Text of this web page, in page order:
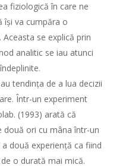
fiziologică în care ne
își va cumpăra o
se explică prin
analitic se iau atunci
tendința de a lua decizii
Într-un experiment
(1993) arată că
două ori cu mâna într-un
două experiență ca fiind
o durată mai mică.